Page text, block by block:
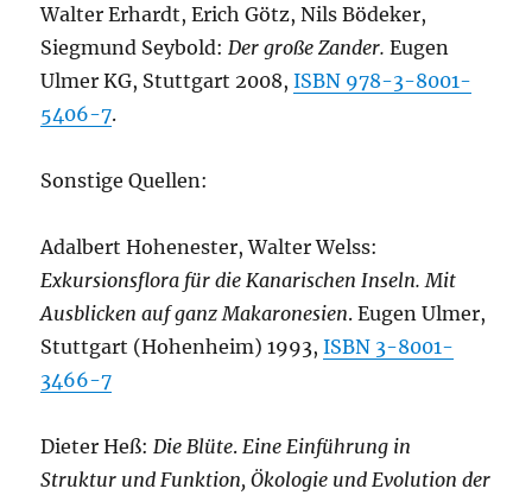
Walter Erhardt, Erich Götz, Nils Bödeker,
Siegmund Seybold: Der große Zander. Eugen
Ulmer KG, Stuttgart 2008,ISBN 978-3-8001-
5406-7.
Sonstige Quellen:
Adalbert Hohenester, Walter Welss:
Exkursionsflora für die Kanarischen Inseln. Mit
Ausblicken auf ganz Makaronesien. Eugen Ulmer,
Stuttgart (Hohenheim) 1993,ISBN 3-8001-
3466-7
Dieter Heß: Die Blüte. Eine Einführung in
Struktur und Funktion, Ökologie und Evolution der